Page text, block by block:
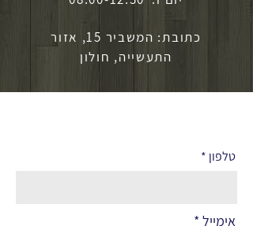
כתובת: המשביר 15, אזור
התעשייה, חולון
טלפון
אימייל